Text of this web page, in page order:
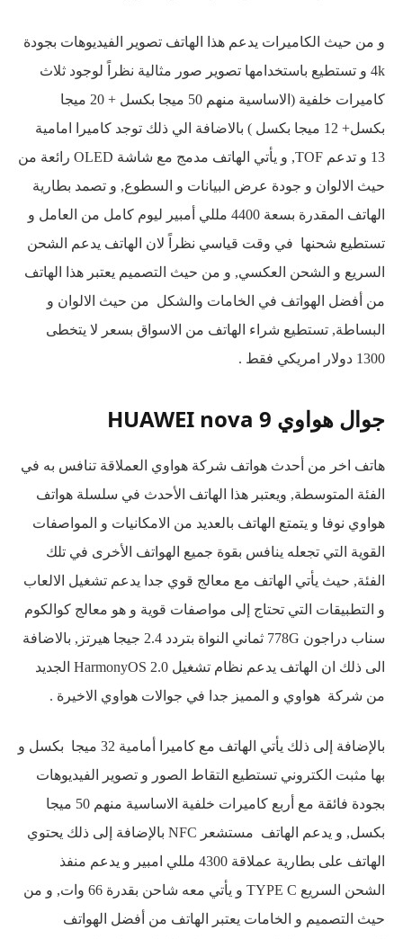
و من حيث الكاميرات يدعم هذا الهاتف تصوير الفيديوهات بجودة
4k و تستطيع باستخدامها تصوير صور مثالية نظراً لوجود ثلاث
كاميرات خلفية (الاساسية منهم 50 ميجا بكسل + 20 ميجا
بكسل+ 12 ميجا بكسل ) بالاضافة الي ذلك توجد كاميرا امامية
13 و تدعم TOF, و يأتي الهاتف مدمج مع شاشة OLED رائعة من
حيث الالوان و جودة عرض البيانات و السطوع, و تصمد بطارية
الهاتف المقدرة بسعة 4400 مللي أمبير ليوم كامل من العامل و
تستطيع شحنها في وقت قياسي نظراً لان الهاتف يدعم الشحن
السريع و الشحن العكسي, و من حيث التصميم يعتبر هذا الهاتف
من أفضل الهواتف في الخامات والشكل من حيث الالوان و
البساطة, تستطيع شراء الهاتف من الاسواق بسعر لا يتخطى
1300 دولار امريكي فقط .
جوال هواوي HUAWEI nova 9
هاتف اخر من أحدث هواتف شركة هواوي العملاقة تنافس به في
الفئة المتوسطة, ويعتبر هذا الهاتف الأحدث في سلسلة هواتف
هواوي نوفا و يتمتع الهاتف بالعديد من الامكانيات و المواصفات
القوية التي تجعله ينافس بقوة جميع الهواتف الأخرى في تلك
الفئة, حيث يأتي الهاتف مع معالج قوي جدا يدعم تشغيل الالعاب
و التطبيقات التي تحتاج إلى مواصفات قوية و هو معالج كوالكوم
سناب دراجون 778G ثماني النواة بتردد 2.4 جيجا هيرتز, بالاضافة
الى ذلك ان الهاتف يدعم نظام تشغيل HarmonyOS 2.0 الجديد
من شركة هواوي و المميز جدا في جوالات هواوي الاخيرة .
بالإضافة إلى ذلك يأتي الهاتف مع كاميرا أمامية 32 ميجا بكسل و
بها مثبت الكتروني تستطيع التقاط الصور و تصوير الفيديوهات
بجودة فائقة مع أربع كاميرات خلفية الاساسية منهم 50 ميجا
بكسل, و يدعم الهاتف مستشعر NFC بالإضافة إلى ذلك يحتوي
الهاتف على بطارية عملاقة 4300 مللي امبير و يدعم منفذ
الشحن السريع TYPE C و يأتي معه شاحن بقدرة 66 وات, و من
حيث التصميم و الخامات يعتبر الهاتف من أفضل الهواتف